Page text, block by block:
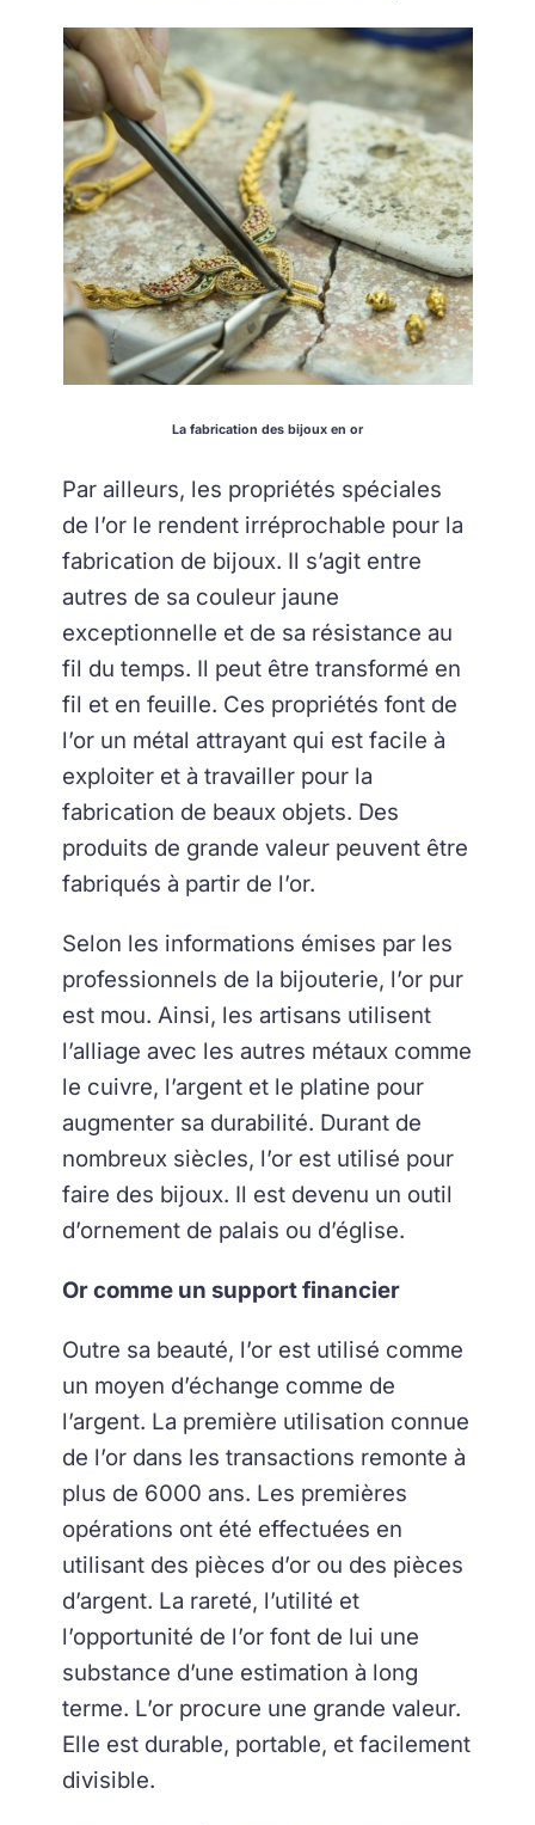
La fabrication des bijoux en or
Par ailleurs, les propriétés spéciales
de l’or le rendent irréprochable pour la
fabrication de bijoux. Il s’agit entre
autres de sa couleur jaune
exceptionnelle et de sa résistance au
fil du temps. Il peut être transformé en
fil et en feuille. Ces propriétés font de
l’or un métal attrayant qui est facile à
exploiter et à travailler pour la
fabrication de beaux objets. Des
produits de grande valeur peuvent être
fabriqués à partir de l’or.
Selon les informations émises par les
professionnels de la bijouterie, l’or pur
est mou. Ainsi, les artisans utilisent
l’alliage avec les autres métaux comme
le cuivre, l’argent et le platine pour
augmenter sa durabilité. Durant de
nombreux siècles, l’or est utilisé pour
faire des bijoux. Il est devenu un outil
d’ornement de palais ou d’église.
Or comme un support financier
Outre sa beauté, l’or est utilisé comme
un moyen d’échange comme de
l’argent. La première utilisation connue
de l’or dans les transactions remonte à
plus de 6000 ans. Les premières
opérations ont été effectuées en
utilisant des pièces d’or ou des pièces
d’argent. La rareté, l’utilité et
l’opportunité de l’or font de lui une
substance d’une estimation à long
terme. L’or procure une grande valeur.
Elle est durable, portable, et facilement
divisible.